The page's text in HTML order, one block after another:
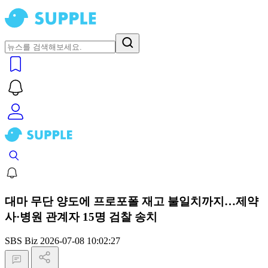
대마 무단 양도에 프로포폴 재고 불일치까지…제약
사·병원 관계자 15명 검찰 송치
SBS Biz 2026-07-08 10:02:27